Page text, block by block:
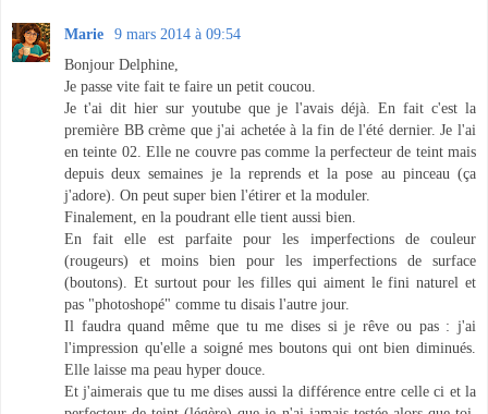
Marie
9 mars 2014 à 09:54
Bonjour Delphine,
Je passe vite fait te faire un petit coucou.
Je t'ai dit hier sur youtube que je l'avais déjà. En fait c'est la
première BB crème que j'ai achetée à la fin de l'été dernier. Je l'ai
en teinte 02. Elle ne couvre pas comme la perfecteur de teint mais
depuis deux semaines je la reprends et la pose au pinceau (ça
j'adore). On peut super bien l'étirer et la moduler.
Finalement, en la poudrant elle tient aussi bien.
En fait elle est parfaite pour les imperfections de couleur
(rougeurs) et moins bien pour les imperfections de surface
(boutons). Et surtout pour les filles qui aiment le fini naturel et
pas "photoshopé" comme tu disais l'autre jour.
Il faudra quand même que tu me dises si je rêve ou pas : j'ai
l'impression qu'elle a soigné mes boutons qui ont bien diminués.
Elle laisse ma peau hyper douce.
Et j'aimerais que tu me dises aussi la différence entre celle ci et la